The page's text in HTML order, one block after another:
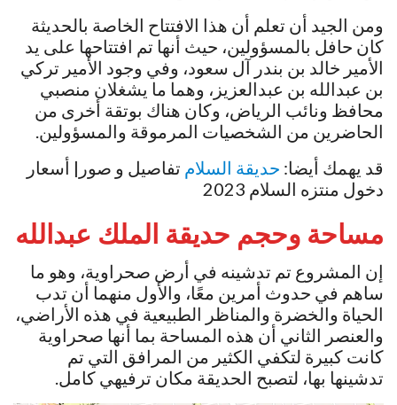
ومن الجيد أن تعلم أن هذا الافتتاح الخاصة بالحديثة
كان حافل بالمسؤولين، حيث أنها تم افتتاحها على يد
الأمير خالد بن بندر آل سعود، وفي وجود الأمير تركي
بن عبدالله بن عبدالعزيز، وهما ما يشغلان منصبي
محافظ ونائب الرياض، وكان هناك بوتقة أخرى من
الحاضرين من الشخصيات المرموقة والمسؤولين.
قد يهمك أيضا: حديقة السلام تفاصيل و صور| أسعار
دخول منتزه السلام 2023
مساحة وحجم حديقة الملك عبدالله
إن المشروع تم تدشينه في أرض صحراوية، وهو ما
ساهم في حدوث أمرين معًا، والأول منهما أن تدب
الحياة والخضرة والمناظر الطبيعية في هذه الأراضي،
والعنصر الثاني أن هذه المساحة بما أنها صحراوية
كانت كبيرة لتكفي الكثير من المرافق التي تم
تدشينها بها، لتصبح الحديقة مكان ترفيهي كامل.